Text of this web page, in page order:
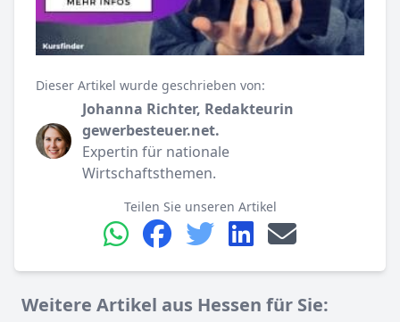
Dieser Artikel wurde geschrieben von:
Johanna Richter, Redakteurin
gewerbesteuer.net.
Expertin für nationale
Wirtschaftsthemen.
Teilen Sie unseren Artikel
Weitere Artikel aus Hessen für Sie: